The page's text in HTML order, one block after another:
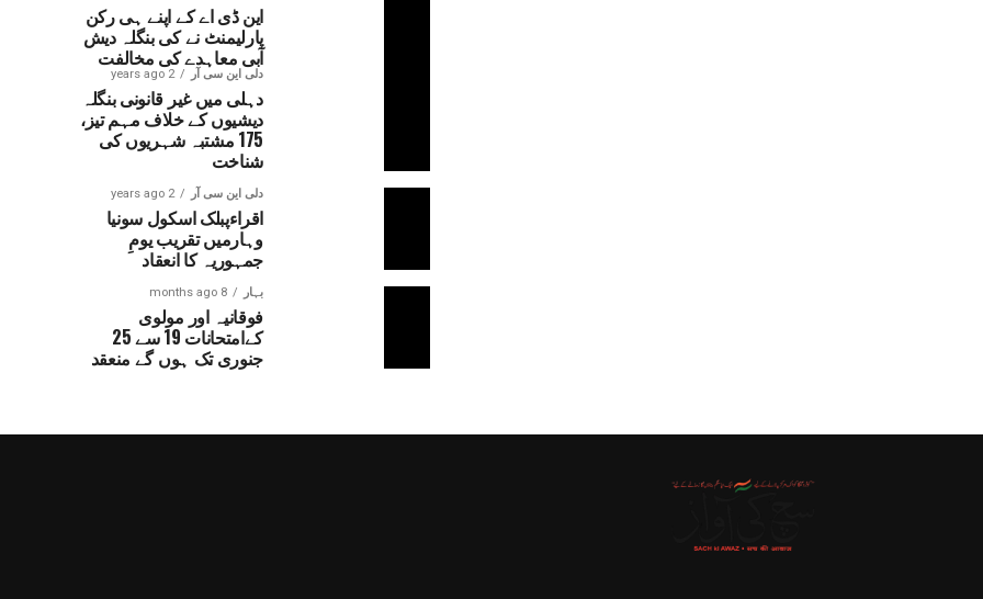
این ڈی اے کے اپنے ہی رکن
پارلیمنٹ نے کی بنگلہ دیش
آبی معاہدے کی مخالفت
دلی این سی آر 2 years ago
دہلی میں غیر قانونی بنگلہ
دیشیوں کے خلاف مہم تیز،
175 مشتبہ شہریوں کی
شناخت
دلی این سی آر 2 years ago
اقراءپبلک اسکول سونیا
وہارمیں تقریب یومِ
جمہوریہ کا انعقاد
بہار 8 months ago
فوقانیہ اور مولوی
کےامتحانات 19 سے 25
جنوری تک ہوں گے منعقد